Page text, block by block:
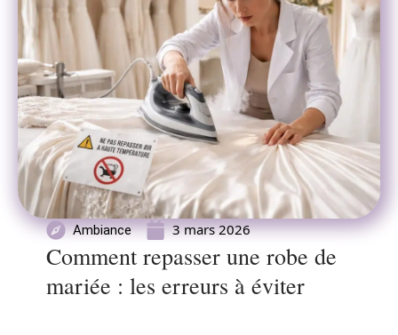
Ambiance 3 mars 2026
Comment repasser une robe de
mariée : les erreurs à éviter